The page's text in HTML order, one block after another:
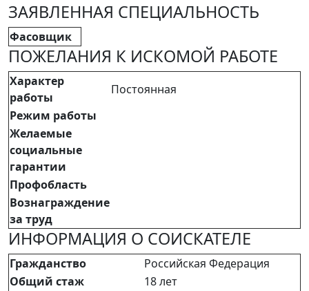
ЗАЯВЛЕННАЯ СПЕЦИАЛЬНОСТЬ
Фасовщик
ПОЖЕЛАНИЯ К ИСКОМОЙ РАБОТЕ
Характер
работы
Постоянная
Режим работы
Желаемые
социальные
гарантии
Профобласть
Вознаграждение
за труд
ИНФОРМАЦИЯ О СОИСКАТЕЛЕ
Гражданство
Российская Федерация
Общий стаж
18 лет